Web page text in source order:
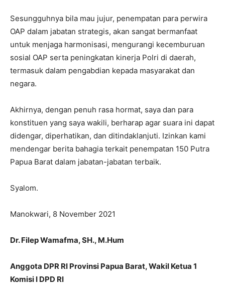
Sesungguhnya bila mau jujur, penempatan para perwira
OAP dalam jabatan strategis, akan sangat bermanfaat
untuk menjaga harmonisasi, mengurangi kecemburuan
sosial OAP serta peningkatan kinerja Polri di daerah,
termasuk dalam pengabdian kepada masyarakat dan
negara.
Akhirnya, dengan penuh rasa hormat, saya dan para
konstituen yang saya wakili, berharap agar suara ini dapat
didengar, diperhatikan, dan ditindaklanjuti. Izinkan kami
mendengar berita bahagia terkait penempatan 150 Putra
Papua Barat dalam jabatan-jabatan terbaik.
Syalom.
Manokwari, 8 November 2021
Dr. Filep Wamafma, SH., M.Hum
Anggota DPR RI Provinsi Papua Barat, Wakil Ketua 1
Komisi I DPD RI